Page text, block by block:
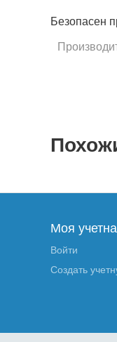
Безопасен
Моя
Войти
Создать